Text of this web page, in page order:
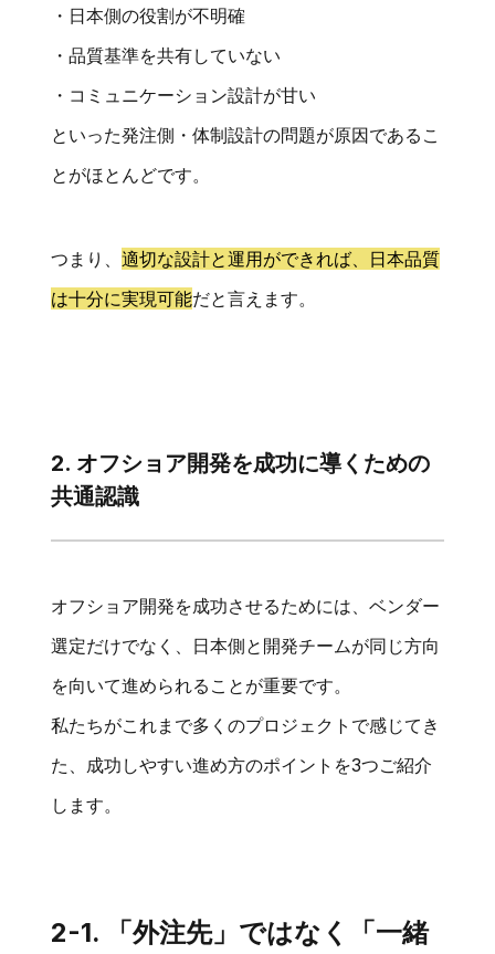
・日本側の役割が不明確
・品質基準を共有していない
・コミュニケーション設計が甘い
といった発注側・体制設計の問題が原因であるこ
とがほとんどです。
つまり、適切な設計と運用ができれば、日本品質
は十分に実現可能だと言えます。
2. オフショア開発を成功に導くための
共通認識
オフショア開発を成功させるためには、ベンダー
選定だけでなく、日本側と開発チームが同じ方向
を向いて進められることが重要です。
私たちがこれまで多くのプロジェクトで感じてき
た、成功しやすい進め方のポイントを3つご紹介
します。
2-1. 「外注先」ではなく「一緒